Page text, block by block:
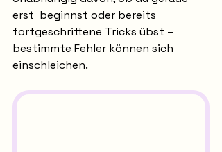
erst  beginnst oder bereits
fortgeschrittene Tricks übst –
bestimmte Fehler können sich
einschleichen.